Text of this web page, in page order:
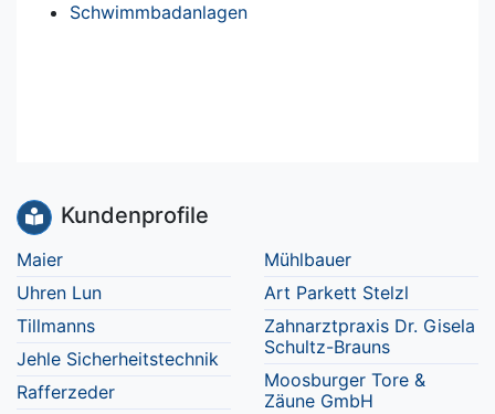
Schwimmbadanlagen
Kundenprofile
Maier
Uhren Lun
Tillmanns
Jehle Sicherheitstechnik
Rafferzeder
Mühlbauer
Art Parkett Stelzl
Zahnarztpraxis Dr. Gisela
Schultz-Brauns
Moosburger Tore &
Zäune GmbH